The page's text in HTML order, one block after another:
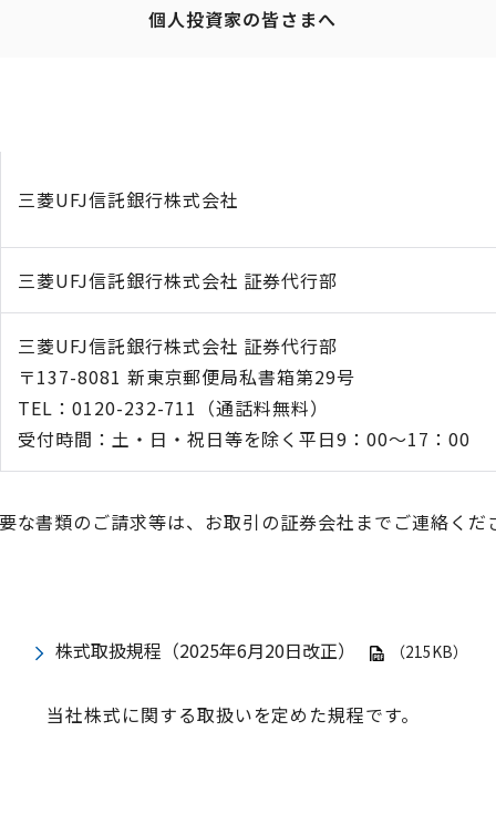
個人投資家の皆さまへ
三菱UFJ信託銀行株式会社
三菱UFJ信託銀行株式会社 証券代行部
三菱UFJ信託銀行株式会社 証券代行部
〒137-8081 新東京郵便局私書箱第29号
TEL：0120-232-711（通話料無料）
受付時間：土・日・祝日等を除く平日9：00～17：00
書類のご請求等は、お取引の証券会社までご連絡く
株式取扱規程（2025年6月20日改正） （215KB）
当社株式に関する取扱いを定めた規程です。